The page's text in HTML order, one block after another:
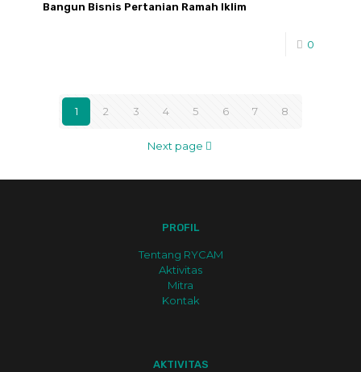
Bangun Bisnis Pertanian Ramah Iklim
0
1 2 3 4 5 6 7 8
Next page
PROFIL
Tentang RYCAM
Aktivitas
Mitra
Kontak
AKTIVITAS